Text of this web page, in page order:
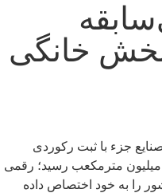
خانگی
جزء با ثبت رکوردی
کم‌سابقه، در شبانه‌روز گذشته به ۷۳۷ میلیون مترمکعب رسید؛ رقمی
را به خود اختصاص داده